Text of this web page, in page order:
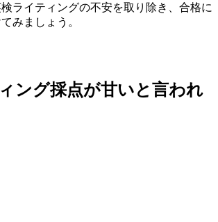
ライティングの不安を取り除き、合格に
みましょう。
ング採点が甘いと言われ